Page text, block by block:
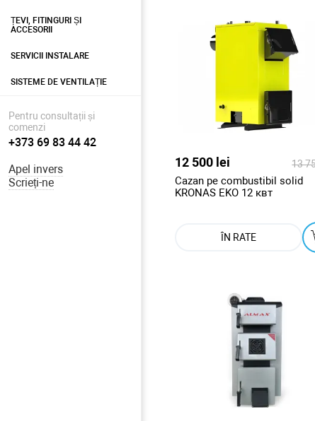
ȚEVI, FITINGURI ȘI
ACCESORII
SERVICII INSTALARE
SISTEME DE VENTILAȚIE
Pentru consultații și
comenzi
+373 69 83 44 42
Apel invers
Scrieți-ne
12 500 lei 13
Cazan pe combustibil solid
KRONAS EKO 12 квт
ÎN RATE